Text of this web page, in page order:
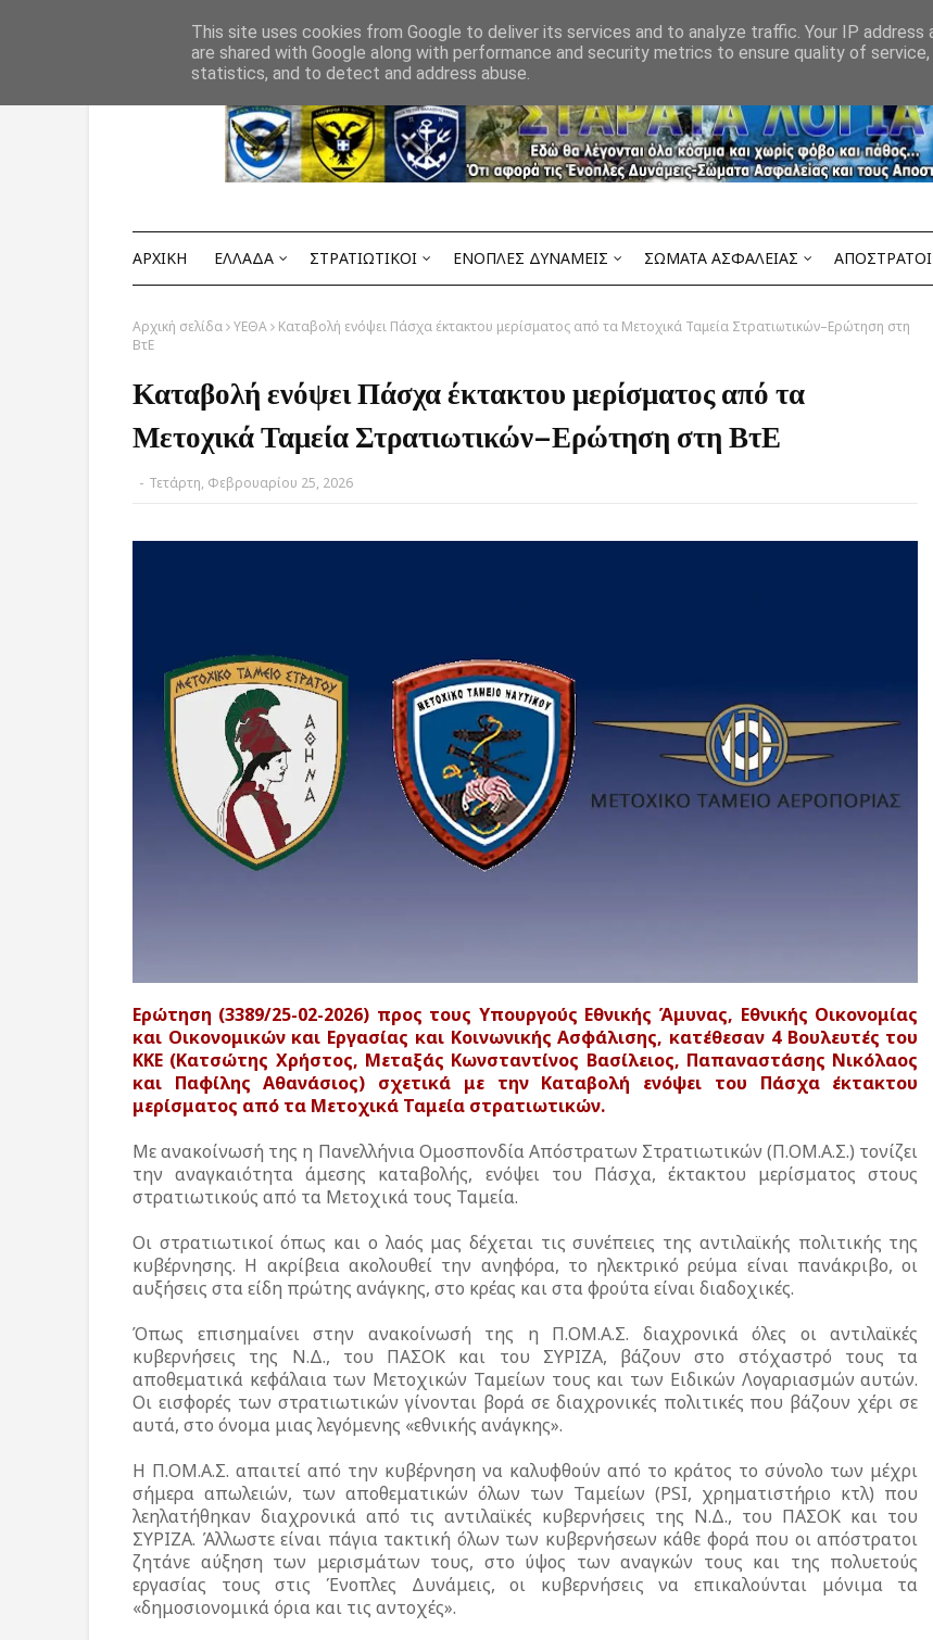
ΑΡΧΙΚΗ ΕΛΛΑΔΑ ΣΤΡΑΤΙΩΤΙΚΟΙ ΕΝΟΠΛΕΣ ΔΥΝΑΜΕΙΣ ΣΩΜΑΤΑ ΑΣΦΑΛΕΙΑΣ ΑΠΟΣΤΡΑΤΟΙ
Αρχική σελίδα ΥΕΘΑ
Καταβολή ενόψει Πάσχα έκτακτου μερίσματος από τα Μετοχικά Ταμεία Στρατιωτικών–Ερώτηση στη
ΒτΕ
Καταβολή ενόψει Πάσχα έκτακτου μερίσματος από τα
Μετοχικά Ταμεία Στρατιωτικών–Ερώτηση στη ΒτΕ
- Τετάρτη, Φεβρουαρίου 25, 2026
Eρώτηση (3389/25-02-2026) προς τους Υπουργούς Εθνικής Άμυνας, Εθνικής Οικονομίας
και Οικονομικών και Εργασίας και Κοινωνικής Ασφάλισης, κατέθεσαν 4 Βουλευτές του
ΚΚΕ (Κατσώτης Χρήστος, Μεταξάς Κωνσταντίνος Βασίλειος, Παπαναστάσης Νικόλαος
και Παφίλης Αθανάσιος) σχετικά με την Καταβολή ενόψει του Πάσχα έκτακτου
μερίσματος από τα Μετοχικά Ταμεία στρατιωτικών.
Με ανακοίνωσή της η Πανελλήνια Ομοσπονδία Απόστρατων Στρατιωτικών (Π.ΟΜ.Α.Σ.) τονίζει
την αναγκαιότητα άμεσης καταβολής, ενόψει του Πάσχα, έκτακτου μερίσματος στους
στρατιωτικούς από τα Μετοχικά τους Ταμεία.
Οι στρατιωτικοί όπως και ο λαός μας δέχεται τις συνέπειες της αντιλαϊκής πολιτικής της
κυβέρνησης. Η ακρίβεια ακολουθεί την ανηφόρα, το ηλεκτρικό ρεύμα είναι πανάκριβο, οι
αυξήσεις στα είδη πρώτης ανάγκης, στο κρέας και στα φρούτα είναι διαδοχικές.
Όπως επισημαίνει στην ανακοίνωσή της η Π.ΟΜ.Α.Σ. διαχρονικά όλες οι αντιλαϊκές
κυβερνήσεις της Ν.Δ., του ΠΑΣΟΚ και του ΣΥΡΙΖΑ, βάζουν στο στόχαστρό τους τα
αποθεματικά κεφάλαια των Μετοχικών Ταμείων τους και των Ειδικών Λογαριασμών αυτών.
Οι εισφορές των στρατιωτικών γίνονται βορά σε διαχρονικές πολιτικές που βάζουν χέρι σε
αυτά, στο όνομα μιας λεγόμενης «εθνικής ανάγκης».
Η Π.ΟΜ.Α.Σ. απαιτεί από την κυβέρνηση να καλυφθούν από το κράτος το σύνολο των μέχρι
σήμερα απωλειών, των αποθεματικών όλων των Ταμείων (PSI, χρηματιστήριο κτλ) που
λεηλατήθηκαν διαχρονικά από τις αντιλαϊκές κυβερνήσεις της Ν.Δ., του ΠΑΣΟΚ και του
ΣΥΡΙΖΑ. Άλλωστε είναι πάγια τακτική όλων των κυβερνήσεων κάθε φορά που οι απόστρατοι
ζητάνε αύξηση των μερισμάτων τους, στο ύψος των αναγκών τους και της πολυετούς
εργασίας τους στις Ένοπλες Δυνάμεις, οι κυβερνήσεις να επικαλούνται μόνιμα τα
«δημοσιονομικά όρια και τις αντοχές».
This site uses cookies from Google to deliver its services and to analyze traffic. Your IP address
are shared with Google along with performance and security metrics to ensure quality of
statistics, and to detect and address abuse.